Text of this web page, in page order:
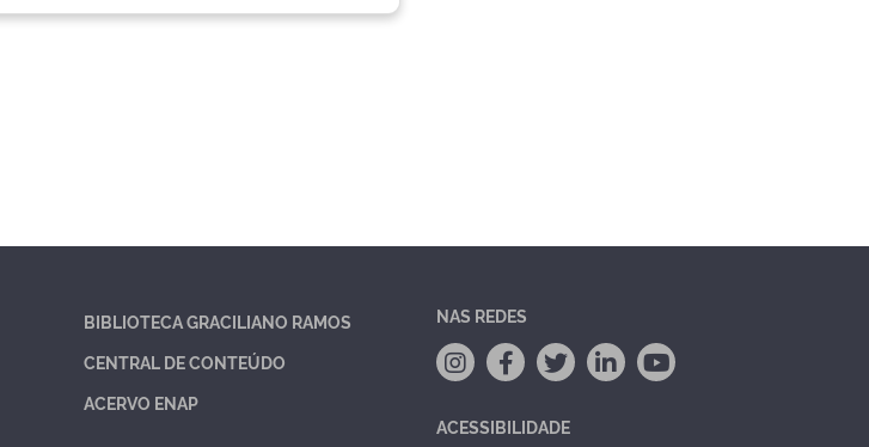
BIBLIOTECA GRACILIANO RAMOS
CENTRAL DE CONTEÚDO
ACERVO ENAP
NAS REDES
ACESSIBILIDADE